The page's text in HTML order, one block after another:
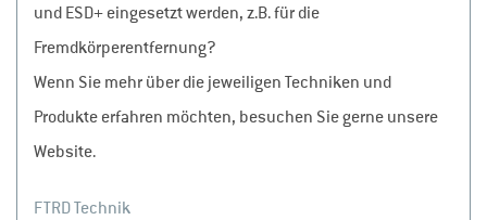
und ESD+ eingesetzt werden, z.B. für die
Fremdkörperentfernung?
Wenn Sie mehr über die jeweiligen Techniken und
Produkte erfahren möchten, besuchen Sie gerne unsere
Website.
FTRD Technik